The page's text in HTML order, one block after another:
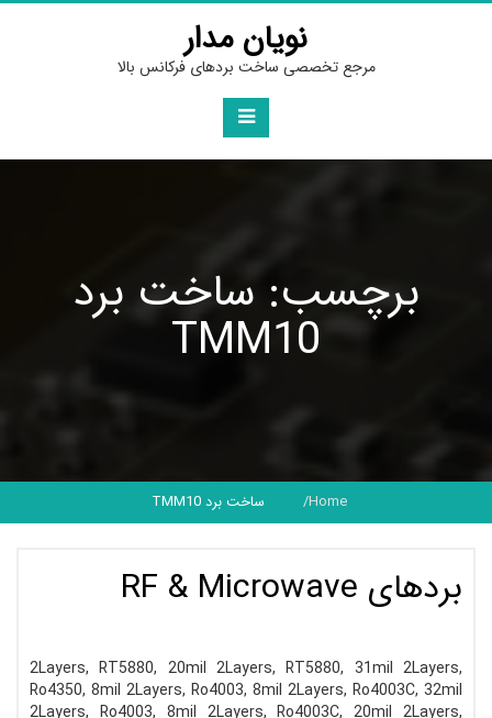
Skip
نویان مدار
مرجع تخصصی ساخت بردهای فرکانس بالا
برچسب: ساخت برد
TMM10
Home ساخت برد TMM10
بردهای RF & Microwave
2Layers, RT5880, 20mil 2Layers, RT5880, 31mil 2Layers,
Ro4350, 8mil 2Layers, Ro4003, 8mil 2Layers, Ro4003C, 32mil
2Layers, Ro4003, 8mil 2Layers, Ro4003C, 20mil 2Layers,